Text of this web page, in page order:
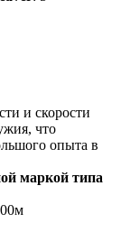
и скорости
что
опыта в
маркой типа